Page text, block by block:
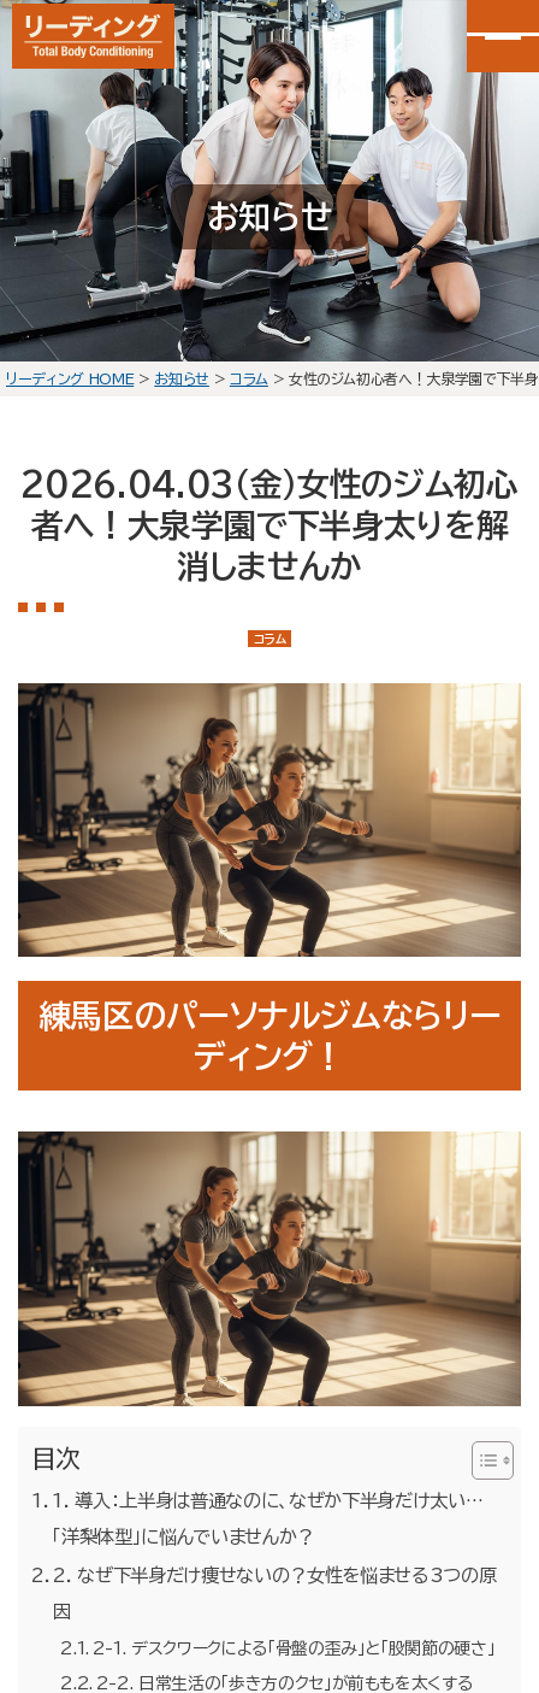
カンタン30秒申し込み
LINEで無料体験予約
大泉学園店 会員予約
石神井公園店 会員予約
初回体験の流れ
店舗案内
トレーナー紹介
メニュー・料金
Q&A
お知らせ
コラム
運営会社情報
プライバシーポリシー
お問合せ・無料体験予約
お知らせ
リーディング HOME> お知らせ > コラム > 女性のジム初心者へ！大泉学園で下半
2026.04.03(金)女性のジム初心
者へ！大泉学園で下半身太りを解
消しませんか
コラム
練馬区のパーソナルジムならリー
ディング！
目次
1. 導入：上半身は普通なのに、なぜか下半身だけ太い…
「洋梨体型」に悩んでいませんか？
2. なぜ下半身だけ痩せないの？女性を悩ませる3つの原
因
2-1. デスクワークによる「骨盤の歪み」と「股関節の硬さ」
2-2. 日常生活の「歩き方のクセ」が前ももを太くする